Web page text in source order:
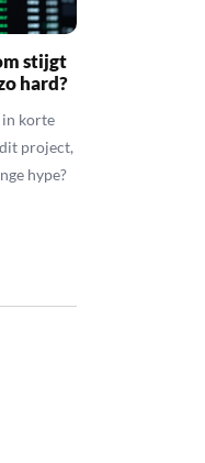
stijgt
hard?
in korte
project,
hype?